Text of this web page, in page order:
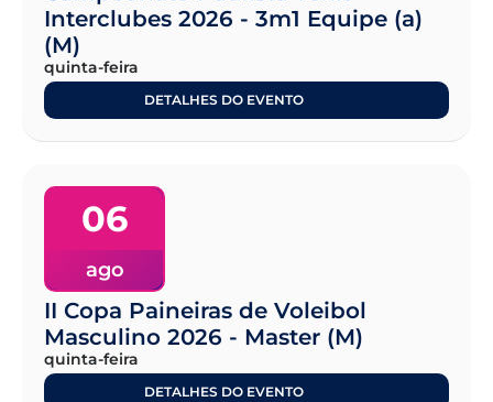
Interclubes 2026 - 3m1 Equipe (a)
(M)
quinta-feira
DETALHES DO EVENTO
06
ago
II Copa Paineiras de Voleibol
Masculino 2026 - Master (M)
quinta-feira
DETALHES DO EVENTO